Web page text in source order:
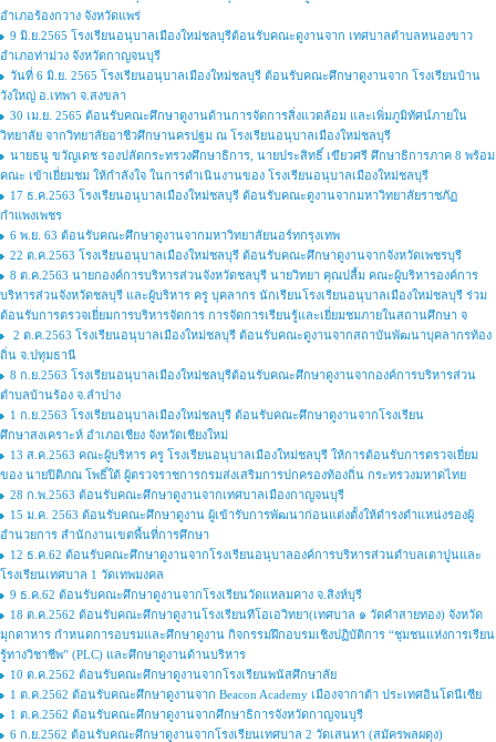
อำเภอร้องกวาง จังหวัดแพร่
9 มิ.ย.2565 โรงเรียนอนุบาลเมืองใหม่ชลบุรีต้อนรับคณะดูงานจาก เทศบาลตำบลหนองขาว
อำเภอท่าม่วง จังหวัดกาญจนบุรี
วันที่ 6 มิ.ย. 2565 โรงเรียนอนุบาลเมืองใหม่ชลบุรี ต้อนรับคณะศึกษาดูงานจาก โรงเรียนบ้าน
วังใหญ่ อ.เทพา จ.สงขลา
30 เม.ย. 2565 ต้อนรับคณะศึกษาดูงานด้านการจัดการสิ่งแวดล้อม และเพิ่มภูมิทัศน์ภายใน
วิทยาลัย จากวิทยาลัยอาชีวศึกษานครปฐม ณ โรงเรียนอนุบาลเมืองใหม่ชลบุรี
นายธนู ขวัญเดช รองปลัดกระทรวงศึกษาธิการ, นายประสิทธิ์ เขียวศรี ศึกษาธิการภาค 8 พร้อม
คณะ เข้าเยี่ยมชม ให้กำลังใจ ในการดำเนินงานของ โรงเรียนอนุบาลเมืองใหม่ชลบุรี
17 ธ.ค.2563 โรงเรียนอนุบาลเมืองใหม่ชลบุรี ต้อนรับคณะดูงานจากมหาวิทยาลัยราชภัฏ
กำแพงเพชร
6 พ.ย. 63 ต้อนรับคณะศึกษาดูงานจากมหาวิทยาลัยนอร์ทกรุงเทพ
22 ต.ค.2563 โรงเรียนอนุบาลเมืองใหม่ชลบุรี ต้อนรับคณะศึกษาดูงานจากจังหวัดเพชรบุรี
8 ต.ค.2563 นายกองค์การบริหารส่วนจังหวัดชลบุรี นายวิทยา คุณปลื้ม คณะผู้บริหารองค์การ
บริหารส่วนจังหวัดชลบุรี และผู้บริหาร ครู บุคลากร นักเรียนโรงเรียนอนุบาลเมืองใหม่ชลบุรี ร่วม
ต้อนรับการตรวจเยี่ยมการบริหารจัดการ การจัดการเรียนรู้และเยี่ยมชมภายในสถานศึกษา จ
2 ต.ค.2563 โรงเรียนอนุบาลเมืองใหม่ชลบุรี ต้อนรับคณะดูงานจากสถาบันพัฒนาบุคลากรท้อง
ถิ่น จ.ปทุมธานี
8 ก.ย.2563 โรงเรียนอนุบาลเมืองใหม่ชลบุรีต้อนรับคณะศึกษาดูงานจากองค์การบริหารส่วน
ตำบลบ้านร้อง จ.ลำปาง
1 ก.ย.2563 โรงเรียนอนุบาลเมืองใหม่ชลบุรี ต้อนรับคณะศึกษาดูงานจากโรงเรียน
ศึกษาสงเคราะห์ อำเภอเชียง จังหวัดเชียงใหม่
13 ส.ค.2563 คณะผู้บริหาร ครู โรงเรียนอนุบาลเมืองใหม่ชลบุรี ให้การต้อนรับการตรวจเยี่ยม
ของ นายปิติภณ โพธิ์ใต้ ผู้ตรวจราชการกรมส่งเสริมการปกครองท้องถิ่น กระทรวงมหาดไทย
28 ก.พ.2563 ต้อนรับคณะศึกษาดูงานจากเทศบาลเมืองกาญจนบุรี
15 ม.ค. 2563 ต้อนรับคณะศึกษาดูงาน ผู้เข้ารับการพัฒนาก่อนแต่งตั้งให้ดำรงตำแหน่งรองผู้
อำนวยการ สำนักงานเขตพื้นที่การศึกษา
12 ธ.ค.62 ต้อนรับคณะศึกษาดูงานจากโรงเรียนอนุบาลองค์การบริหารส่วนตำบลเตาปูนและ
โรงเรียนเทศบาล 1 วัดเทพมงคล
9 ธ.ค.62 ต้อนรับคณะศึกษาดูงานจากโรงเรียนวัดแหลมคาง จ.สิงห์บุรี
18 ต.ค.2562 ต้อนรับคณะศึกษาดูงานโรงเรียนทีโอเอวิทยา(เทศบาล ๑ วัดคำสายทอง) จังหวัด
มุกดาหาร กำหนดการอบรมและศึกษาดูงาน กิจกรรมฝึกอบรมเชิงปฏิบัติการ “ชุมชนแห่งการเรียน
รู้ทางวิชาชีพ” (PLC) และศึกษาดูงานด้านบริหาร
10 ต.ค.2562 ต้อนรับคณะศึกษาดูงานจากโรงเรียนพนัสศึกษาลัย
1 ต.ค.2562 ต้อนรับคณะศึกษาดูงานจาก Beacon Academy เมืองจากาต้า ประเทศอินโดนีเซีย
1 ต.ค.2562 ต้อนรับคณะศึกษาดูงานจากศึกษาธิการจังหวัดกาญจนบุรี
6 ก.ย.2562 ต้อนรับคณะศึกษาดูงานจากโรงเรียนเทศบาล 2 วัดเสนหา (สมัครพลผดุง)